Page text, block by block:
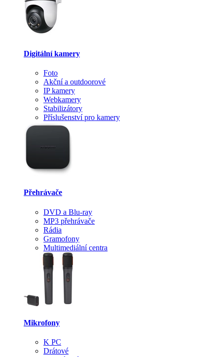
Digitální kamery
Foto
Akční a outdoorové
IP kamery
Webkamery
Stabilizátory
Příslušenství pro kamery
Přehrávače
DVD a Blu-ray
MP3 přehrávače
Rádia
Gramofony
Multimediální centra
Mikrofony
K PC
Drátové